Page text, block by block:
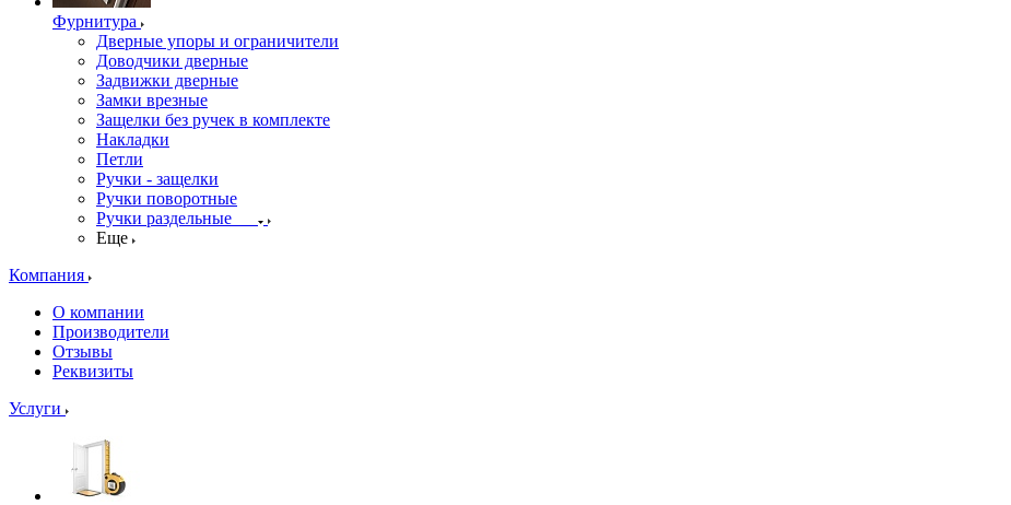
Фурнитура
Дверные упоры и ограничители
Доводчики дверные
Задвижки дверные
Замки врезные
Защелки без ручек в комплекте
Накладки
Петли
Ручки - защелки
Ручки поворотные
Ручки раздельные
Еще
Компания
О компании
Производители
Отзывы
Реквизиты
Услуги